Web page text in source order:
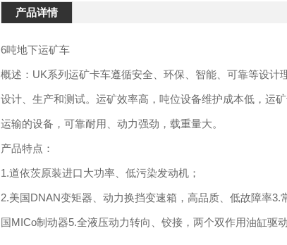
产品详情
6吨地下运矿车
概述：UK系列运矿卡车遵循安全、环保、智能、可靠等设计
设计、生产和测试。运矿效率高，吨位设备维护成本低，运
运输的设备，可靠耐用、动力强劲，载重量大。
产品特点：
1.道依茨原装进口大功率、低污染发动机；
2.美国DNAN变矩器、动力换挡变速箱，高品质、低故障率3.
国MICo制动器5.全液压动力转向、铰接，两个双作用油缸驱动